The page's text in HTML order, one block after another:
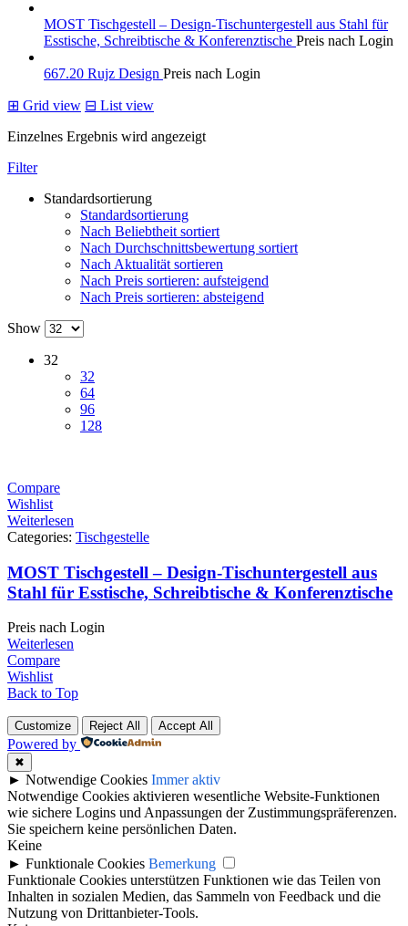
MOST Tischgestell – Design-Tischuntergestell aus Stahl für
Esstische, Schreibtische & Konferenztische Preis nach Login
667.20 Rujz Design Preis nach Login
⊞ Grid view ⊟ List view
Einzelnes Ergebnis wird angezeigt
Filter
Standardsortierung
Standardsortierung
Nach Beliebtheit sortiert
Nach Durchschnittsbewertung sortiert
Nach Aktualität sortieren
Nach Preis sortieren: aufsteigend
Nach Preis sortieren: absteigend
Show
32
32
64
96
128
Compare
Wishlist
Weiterlesen
Categories: Tischgestelle
MOST Tischgestell – Design-Tischuntergestell aus
Stahl für Esstische, Schreibtische & Konferenztische
Preis nach Login
Weiterlesen
Compare
Wishlist
Back to Top
Customize Reject All Accept All
Powered by
✖
► Notwendige Cookies Immer aktiv
Notwendige Cookies aktivieren wesentliche Website-Funktionen
wie sichere Logins und Anpassungen der Zustimmungspräferenzen.
Sie speichern keine persönlichen Daten.
Keine
► Funktionale Cookies Bemerkung
Funktionale Cookies unterstützen Funktionen wie das Teilen von
Inhalten in sozialen Medien, das Sammeln von Feedback und die
Nutzung von Drittanbieter-Tools.